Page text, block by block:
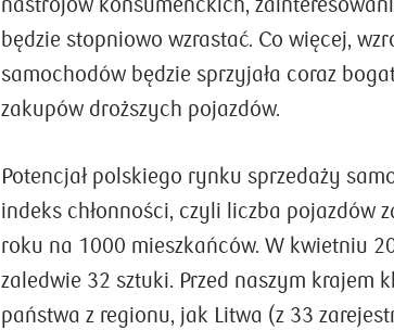
będzie stopniowo wzrastać. Co więcej,
samochodów będzie sprzyjała coraz
zakupów droższych pojazdów.
Potencjał polskiego rynku sprzedaży
indeks chłonności, czyli liczba pojazdów
roku na 1000 mieszkańców. W kwietniu
zaledwie 32 sztuki. Przed naszym krajem
państwa z regionu, jak Litwa (z 33